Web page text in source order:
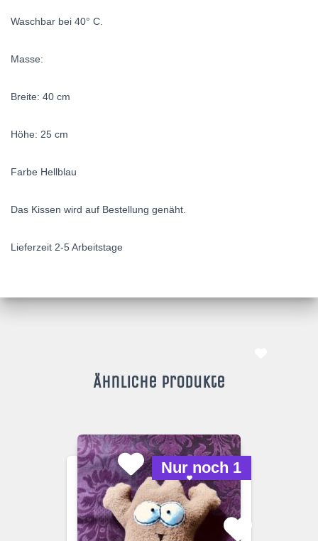
Waschbar bei 40° C.
Masse:
Breite: 40 cm
Höhe: 25 cm
Farbe Hellblau
Das Kissen wird auf Bestellung genäht.
Lieferzeit 2-5 Arbeitstage
Ähnliche Produkte
Nur noch 1